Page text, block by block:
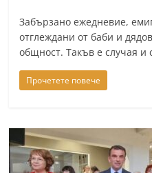
Забързано ежедневие,
отглеждани от баби и
общност. Такъв е случая и
Прочетете повече